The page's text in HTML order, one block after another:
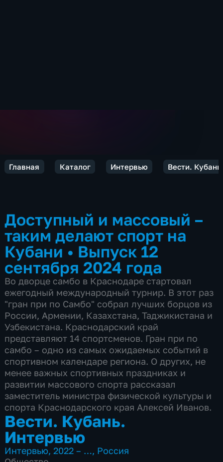
Главная Каталог Интервью Вести.
Доступный и массовый –
таким делают спорт на
Кубани • Выпуск 12
сентября 2024 года
Во дворце самбо в Краснодаре стартовал
ежегодный международный турнир. В этот раз
"гран при по Самбо" собрал лучших борцов из
России, Армении, Казахстана, Таджикистана и
Узбекистана. Краснодарский край
представляют 14 спортсменов. Гран при по
самбо – одно из самых ожидаемых событий в
спортивном календаре региона. О других, не
менее важных спортивных праздниках и
развитии массового спорта рассказал
заместитель министра физической культуры и
спорта Краснодарского края Алексей Иванов.
Вести. Кубань.
Интервью
Интервью,2022 – …, Россия